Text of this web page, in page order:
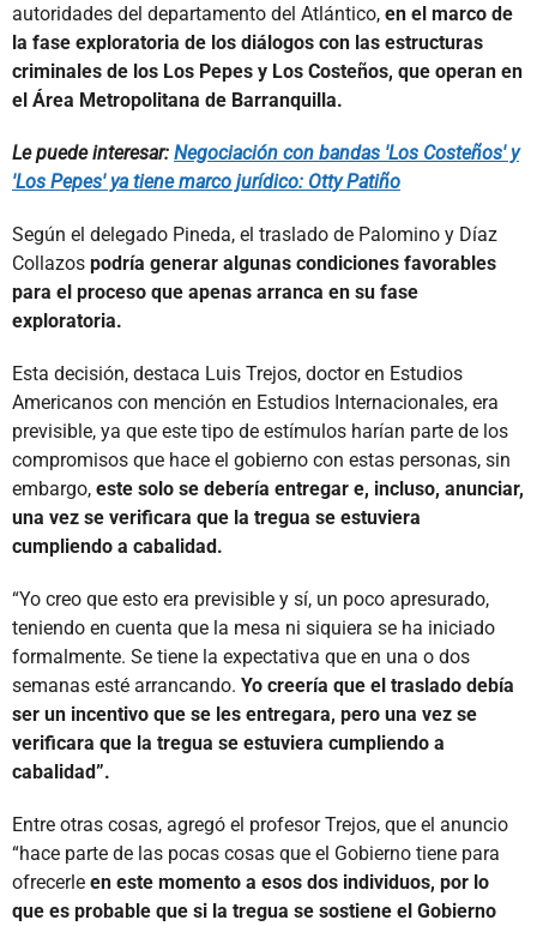
autoridades del departamento del Atlántico, en el marco de
la fase exploratoria de los diálogos con las estructuras
criminales de los Los Pepes y Los Costeños, que operan en
el Área Metropolitana de Barranquilla.
Le puede interesar: Negociación con bandas 'Los Costeños' y
'Los Pepes' ya tiene marco jurídico: Otty Patiño
Según el delegado Pineda, el traslado de Palomino y Díaz
Collazos podría generar algunas condiciones favorables
para el proceso que apenas arranca en su fase
exploratoria.
Esta decisión, destaca Luis Trejos, doctor en Estudios
Americanos con mención en Estudios Internacionales, era
previsible, ya que este tipo de estímulos harían parte de los
compromisos que hace el gobierno con estas personas, sin
embargo, este solo se debería entregar e, incluso, anunciar,
una vez se verificara que la tregua se estuviera
cumpliendo a cabalidad.
“Yo creo que esto era previsible y sí, un poco apresurado,
teniendo en cuenta que la mesa ni siquiera se ha iniciado
formalmente. Se tiene la expectativa que en una o dos
semanas esté arrancando. Yo creería que el traslado debía
ser un incentivo que se les entregara, pero una vez se
verificara que la tregua se estuviera cumpliendo a
cabalidad”.
Entre otras cosas, agregó el profesor Trejos, que el anuncio
“hace parte de las pocas cosas que el Gobierno tiene para
ofrecerle en este momento a esos dos individuos, por lo
que es probable que si la tregua se sostiene el Gobierno